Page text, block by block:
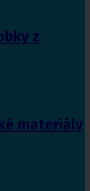
z
materiály